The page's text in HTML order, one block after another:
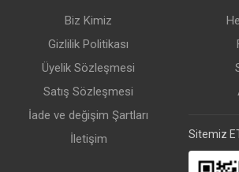
Biz Kimiz
Gizlilik Politikası
Üyelik Sözleşmesi
Satış Sözleşmesi
İade ve değişim Şartları
İletişim
Sitemiz